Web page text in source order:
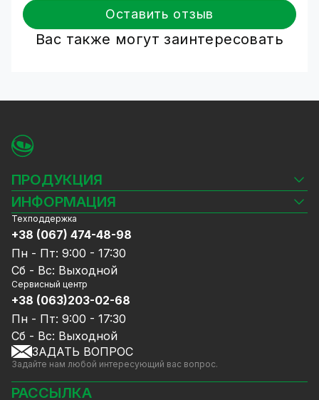
Оставить отзыв
Вас также могут заинтересовать
ПРОДУКЦИЯ
Камеры видеонаблюдения
Видеорегистраторы
Комплекты видеонаблюдения
СКУД
Источники питания
Сетевое оборудование
Ноутбуки и компьютеры
Аксессуары
Акции
Уцененный товар
GreenVision скидки
Мерч от GreenVision
ИНФОРМАЦИЯ
Блог
Доставка и оплата
Гарантия и Сервисное обслуживание
Политика конфиденциальности
Договор публичной оферты
Сотрудничество
Услуги
Калькулятор расчёта объёма HDD
Техподдержка
+38 (067) 474-48-98
Пн - Пт: 9:00 - 17:30
Сб - Вс: Выходной
Сервисный центр
+38 (063)203-02-68
Пн - Пт: 9:00 - 17:30
Сб - Вс: Выходной
ЗАДАТЬ ВОПРОС
Задайте нам любой интересующий вас вопрос.
РАССЫЛКА